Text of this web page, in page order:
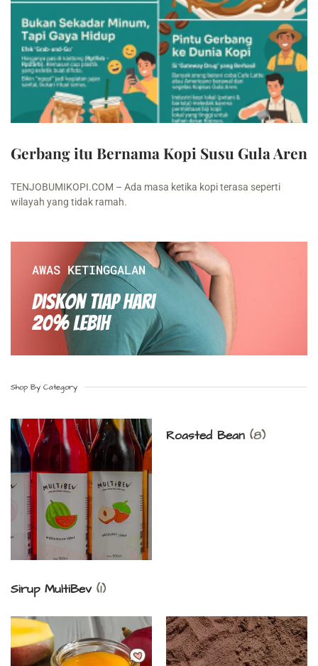
Gerbang itu Bernama Kopi Susu Gula Aren
TENJOBUMIKOPI.COM – Ada masa ketika kopi terasa seperti
wilayah yang tidak ramah.
AWAS KETINGGALAN
Diskon Tiap hari
20% Lebih
Shop By Category
Sirup MultiBev (1)
Roasted Bean (8)